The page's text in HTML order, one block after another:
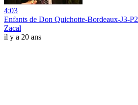
4:03
Enfants de Don Quichotte-Bordeaux-J3-P2
Zacal
il y a 20 ans